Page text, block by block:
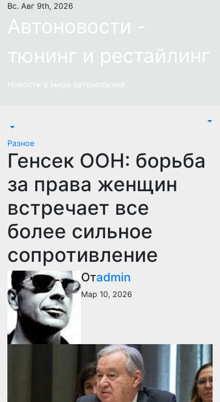
Перейти
содержимому
Вс. Авг 9th, 2026
Автоновости -
тюнинг и рестайлинг
Новости в мире автомобилей
Разное
Генсек ООН: борьба
за права женщин
встречает все
более сильное
сопротивление
Отadmin
Мар 10, 2026